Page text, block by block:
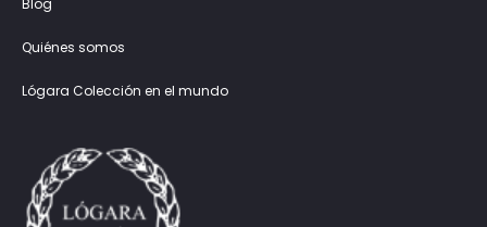
Blog
Quiénes somos
Lógara Colección en el mundo